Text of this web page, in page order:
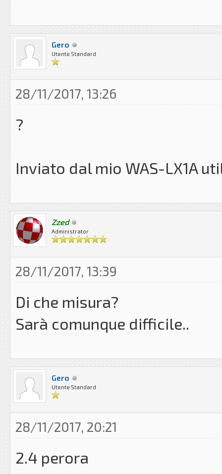
Gero
Utente Standard
28/11/2017, 13:26
?
Inviato dal mio WAS-LX1A
Zzed
Administrator
28/11/2017, 13:39
Di che misura?
Sarà comunque difficile..
Gero
Utente Standard
28/11/2017, 20:21
2.4 perora